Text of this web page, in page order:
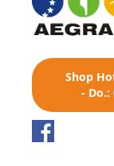
Shop
- Do.: